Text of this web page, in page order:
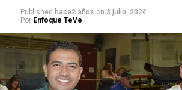
Published hace2 años on 3 julio, 2024
Por Enfoque TeVe